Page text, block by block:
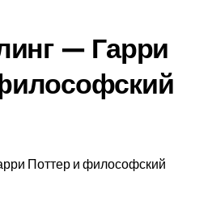
— Гарри
Поттер и философский